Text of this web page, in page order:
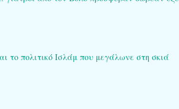
το πολιτικό Ισλάμ που μεγάλωνε στη σκιά